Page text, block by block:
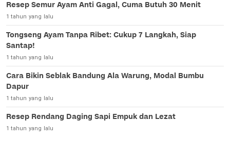
Resep Semur Ayam Anti Gagal, Cuma Butuh 30 Menit
1 tahun yang lalu
Tongseng Ayam Tanpa Ribet: Cukup 7 Langkah, Siap
Santap!
1 tahun yang lalu
Cara Bikin Seblak Bandung Ala Warung, Modal Bumbu
Dapur
1 tahun yang lalu
Resep Rendang Daging Sapi Empuk dan Lezat
1 tahun yang lalu